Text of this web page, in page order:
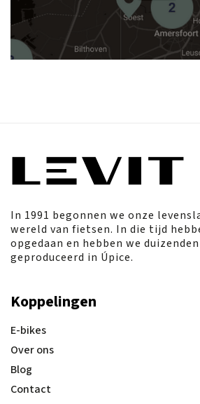
In 1991 begonnen we onze
wereld van fietsen. In die tijd
opgedaan en hebben we
geproduceerd in Úpice.
Koppelingen
E-bikes
Over ons
Blog
Contact